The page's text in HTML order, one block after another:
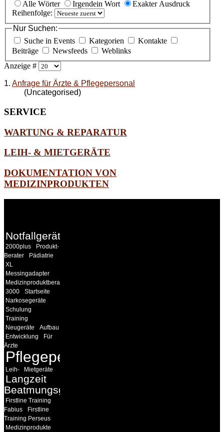
Alle Wörter
Irgendein Wort
Exakter Ausdruck
Reihenfolge:
Nur Suchen:
Suche in Events
Kategorien
Kontakte
Beiträge
Newsfeeds
Weblinks
Anzeige #
1. Anfrage für Ärzte & Pflegepersonal
(Uncategorised)
SERVICE
WARTUNG & REPARATUR
LEIH- & MIETGERÄTE
DOKUMENTATION VON
MEDIZINPRODUKTEN
Notfallgeräte
2000plus
Produkt-
Berater
Pädiatrie
XL
Messingadapter
Medizinproduktberater
3000
Startseite
Narkosegeräte
Schulung
Training
Neugeräte
Aufbau
Entwicklung
Für
Ärzte
Pflegepersonal
Leih- Mietgeräte
Langzeit
Beatmungsgeräte
Firstline Training
Fabius
Firstline
Training Perseus
Medizinprodukte